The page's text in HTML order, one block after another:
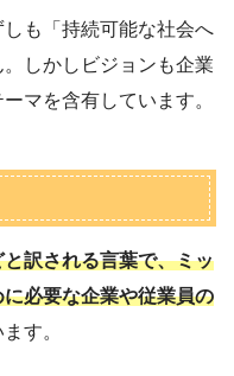
も「持続可能な社会へ
しかしビジョンも企業
マを含有しています。
訳される言葉で、ミッ
必要な企業や従業員の
す。